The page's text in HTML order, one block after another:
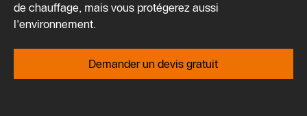
de chauffage, mais vous protégerez aussi
l'environnement.
Demander un devis gratuit